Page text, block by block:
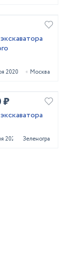
2020 Москва
₽
2020 Зеленоград